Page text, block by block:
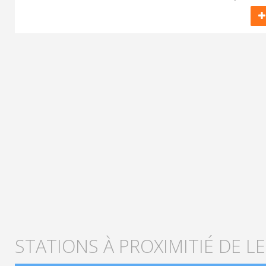
STATIONS À PROXIMITIÉ DE